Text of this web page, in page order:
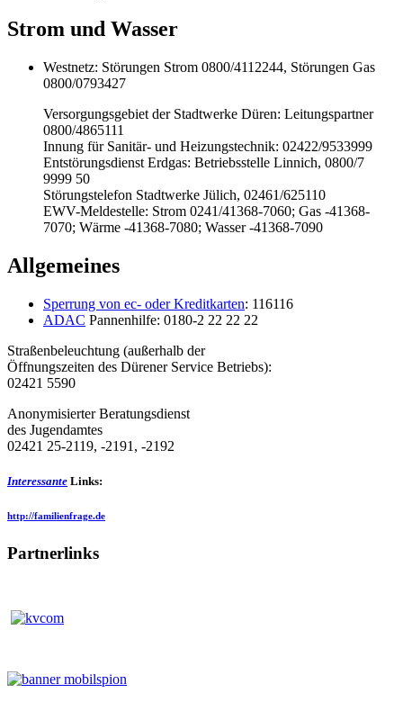
Strom und Wasser
Westnetz: Störungen Strom 0800/4112244, Störungen Gas
0800/0793427
Versorgungsgebiet der Stadtwerke Düren: Leitungspartner
0800/4865111
Innung für Sanitär- und Heizungstechnik: 02422/9533999
Entstörungsdienst Erdgas: Betriebsstelle Linnich, 0800/7
9999 50
Störungstelefon Stadtwerke Jülich, 02461/625110
EWV-Meldestelle: Strom 0241/41368-7060; Gas -41368-
7070; Wärme -41368-7080; Wasser -41368-7090
Allgemeines
Sperrung von ec- oder Kreditkarten: 116116
ADAC Pannenhilfe: 0180-2 22 22 22
Straßenbeleuchtung (außerhalb der
Öffnungszeiten des Dürener Service Betriebs):
02421 5590
Anonymisierter Beratungsdienst
des Jugendamtes
02421 25-2119, -2191, -2192
Interessante Links:
http://familienfrage.de
Partnerlinks